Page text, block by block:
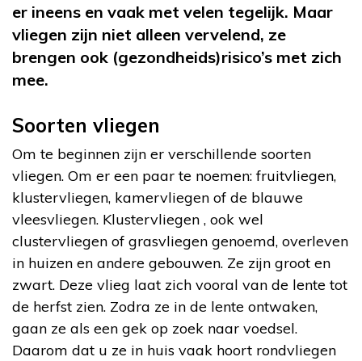
er ineens en vaak met velen tegelijk. Maar
vliegen zijn niet alleen vervelend, ze
brengen ook (gezondheids)risico’s met zich
mee.
Soorten vliegen
Om te beginnen zijn er verschillende soorten
vliegen. Om er een paar te noemen: fruitvliegen,
klustervliegen, kamervliegen of de blauwe
vleesvliegen. Klustervliegen , ook wel
clustervliegen of grasvliegen genoemd, overleven
in huizen en andere gebouwen. Ze zijn groot en
zwart. Deze vlieg laat zich vooral van de lente tot
de herfst zien. Zodra ze in de lente ontwaken,
gaan ze als een gek op zoek naar voedsel.
Daarom dat u ze in huis vaak hoort rondvliegen